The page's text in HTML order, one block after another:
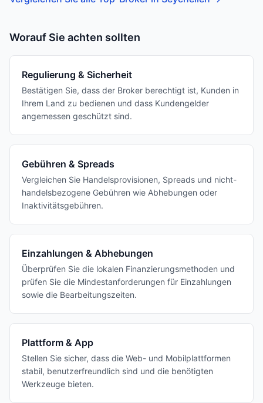
Worauf Sie achten sollten
Regulierung & Sicherheit
Bestätigen Sie, dass der Broker berechtigt ist, Kunden in
Ihrem Land zu bedienen und dass Kundengelder
angemessen geschützt sind.
Gebühren & Spreads
Vergleichen Sie Handelsprovisionen, Spreads und nicht-
handelsbezogene Gebühren wie Abhebungen oder
Inaktivitätsgebühren.
Einzahlungen & Abhebungen
Überprüfen Sie die lokalen Finanzierungsmethoden und
prüfen Sie die Mindestanforderungen für Einzahlungen
sowie die Bearbeitungszeiten.
Plattform & App
Stellen Sie sicher, dass die Web- und Mobilplattformen
stabil, benutzerfreundlich sind und die benötigten
Werkzeuge bieten.